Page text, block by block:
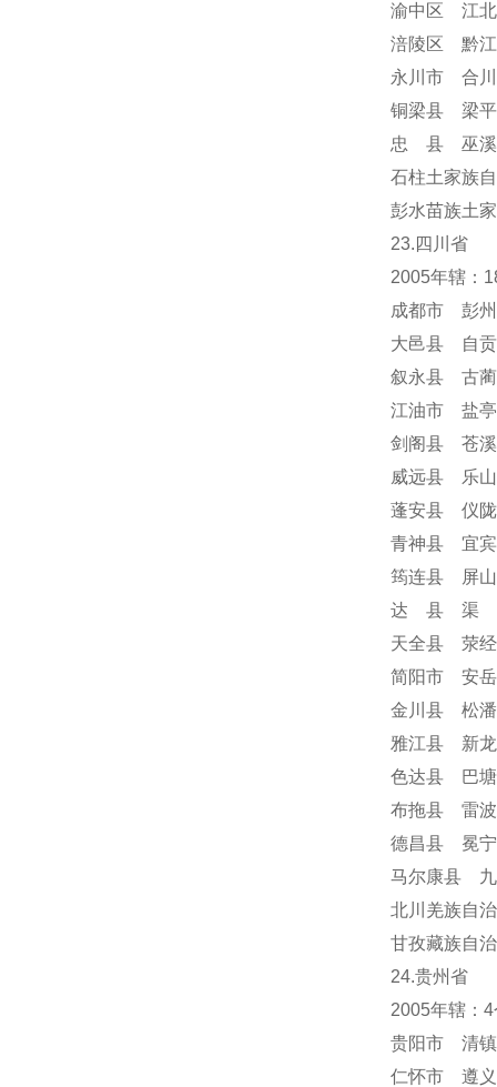
渝中区 江
涪陵区 黔
永川市 合
铜梁县 梁
忠 县 巫溪
石柱土家族
彭水苗族土
23.四川省
2005年辖：
成都市 彭
大邑县 自
叙永县 古
江油市 盐
剑阁县 苍
威远县 乐
蓬安县 仪
青神县 宜
筠连县 屏
达 县 渠
天全县 荥
简阳市 安
金川县 松
雅江县 新
色达县 巴
布拖县 雷
德昌县 冕
马尔康县
北川羌族自
甘孜藏族自
24.贵州省
2005年辖：
贵阳市 清
仁怀市 遵